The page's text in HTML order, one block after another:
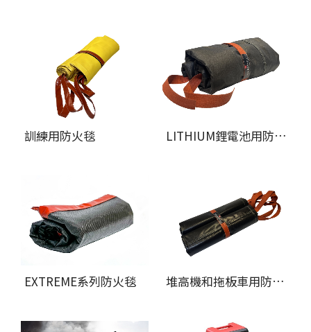
訓練用防火毯 LITHIUM鋰電池用防火毯
EXTREME系列防火毯 堆高機和拖板車用防火毯